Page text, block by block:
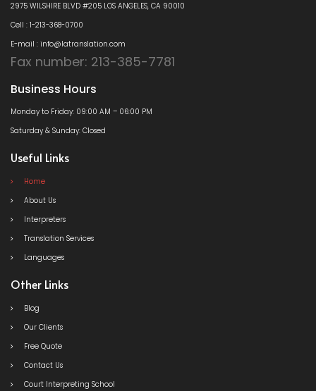
2975 WILSHIRE BLVD #205 LOS ANGELES, CA 90010
Cell : 1-213-368-0700
E-mail : info@latranslation.com
Fax number: 213-385-7781
Business Hours
Monday to Friday: 09:00 AM – 06:00 PM
Saturday & Sunday: Closed
Useful Links
Home
About Us
Interpreters
Translation Services
Languages
Other Links
Blog
Our Clients
Free Quote
Contact Us
Court Interpreting School